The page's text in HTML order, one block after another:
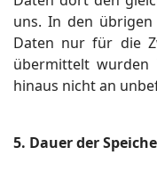
uns. In den
Daten nur für die
übermittelt
hinaus nicht an
5. Dauer der